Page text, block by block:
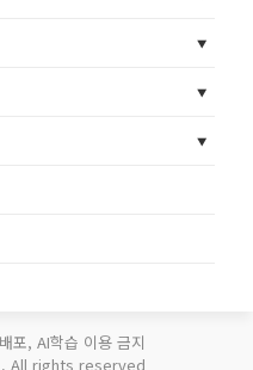
포, AI학습 이용 금지
. All rights reserved